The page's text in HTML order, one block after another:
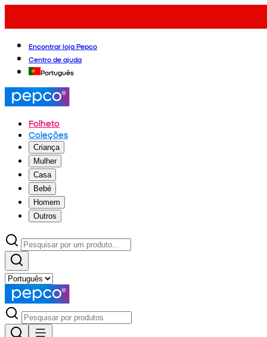
Encontrar loja Pepco
Centro de ajuda
Português
Folheto
Coleções
Criança
Mulher
Casa
Bebé
Homem
Outros